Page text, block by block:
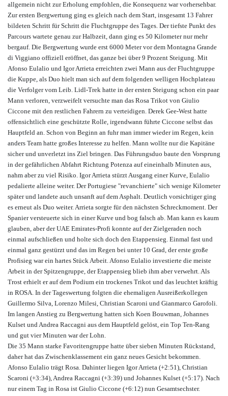
allgemein nicht zur Erholung empfohlen, die Konsequenz war vorhersehbar.
Zur ersten Bergwertung ging es gleich nach dem Start, insgesamt 13 Fahrer
bildeten Schritt für Schritt die Fluchtgruppe des Tages. Der tiefste Punkt des
Parcours wartete genau zur Halbzeit, dann ging es 50 Kilometer nur mehr
bergauf. Die Bergwertung wurde erst 6000 Meter vor dem Montagna Grande
di Viggiano offiziell eröffnet, das ganze bei über 9 Prozent Steigung. Mit
Afonso Eulalio und Igor Arrieta erreichten zwei Mann aus der Fluchtgruppe
die Kuppe, als Duo hielt man sich auf dem folgenden welligen Hochplateau
die Verfolger vom Leib. Lidl-Trek hatte in der ersten Steigung schon ein paar
Mann verloren, verzweifelt versuchte man das Rosa Trikot von Giulio
Ciccone mit den restlichen Fahrern zu verteidigen. Derek Gee-West hatte
offensichtlich eine geschützte Rolle, irgendwann führte Ciccone selbst das
Hauptfeld an. Schon von Beginn an fuhr man immer wieder im Regen, kein
anders Team hatte großes Interesse zu helfen. Mann wollte nur die Kapitäne
sicher und unverletzt ins Ziel bringen. Das Führungsduo baute den Vorsprung
in der gefährlichen Abfahrt Richtung Potenza auf eineinhalb Minuten aus,
nahm aber zu viel Risiko. Igor Arrieta stürzt Ausgang einer Kurve, Eulalio
pedalierte alleine weiter. Der Portugiese "revanchierte" sich wenige Kilometer
später und landete auch unsanft auf dem Asphalt. Deutlich vorsichtiger ging
es erneut als Duo weiter. Arrieta sorgte für den nächsten Schreckmoment. Der
Spanier versteuerte sich in einer Kurve und bog falsch ab. Man kann es kaum
glauben, aber der UAE Emirates-Profi konnte auf der Zielgeraden noch
einmal aufschließen und holte sich doch den Etappensieg. Einmal fast und
einmal ganz gestürzt und das im Regen bei unter 10 Grad, der erste große
Profisieg war ein hartes Stück Arbeit. Afonso Eulalio investierte die meiste
Arbeit in der Spitzengruppe, der Etappensieg blieb ihm aber verwehrt. Als
Trost erhielt er auf dem Podium ein trockenes Trikot und das leuchtet kräftig
in ROSA. In der Tageswertung folgten die ehemaligen Ausreißerkollegen
Guillermo Silva, Lorenzo Milesi, Christian Scaroni und Gianmarco Garofoli.
Im langen Anstieg zu Bergwertung hatten sich Koen Bouwman, Johannes
Kulset und Andrea Raccagni aus dem Hauptfeld gelöst, ein Top Ten-Rang
und gut vier Minuten war der Lohn.
Die 35 Mann starke Favoritengruppe hatte über sieben Minuten Rückstand,
daher hat das Zwischenklassement ein ganz neues Gesicht bekommen.
Afonso Eulalio trägt Rosa. Dahinter liegen Igor Arrieta (+2:51), Christian
Scaroni (+3:34), Andrea Raccagni (+3:39) und Johannes Kulset (+5:17). Nach
nur einem Tag in Rosa ist Giulio Ciccone (+6:12) nun Gesamtsechster.